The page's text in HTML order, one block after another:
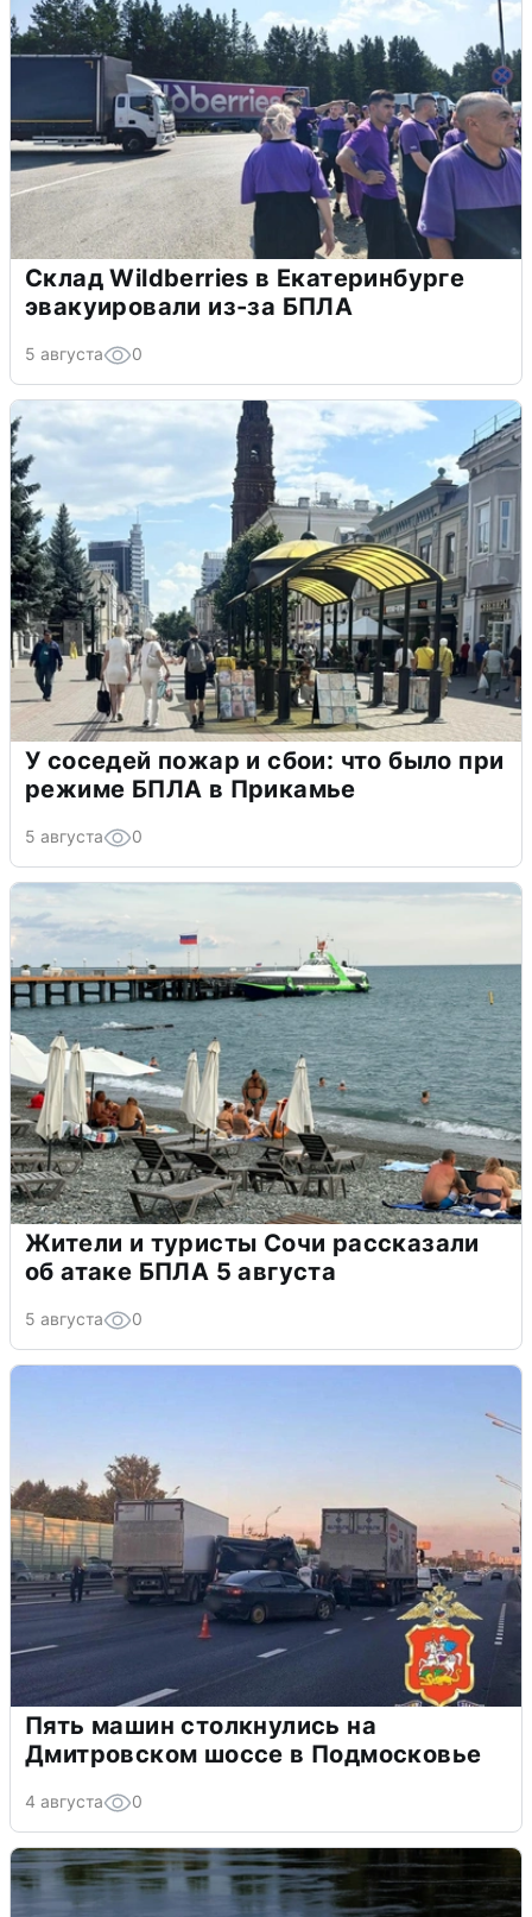
Склад Wildberries в Екатеринбурге
эвакуировали из-за БПЛА
5 августа 0
У соседей пожар и сбои: что было при
режиме БПЛА в Прикамье
5 августа 0
Жители и туристы Сочи рассказали
об атаке БПЛА 5 августа
5 августа 0
Пять машин столкнулись на
Дмитровском шоссе в Подмосковье
4 августа 0